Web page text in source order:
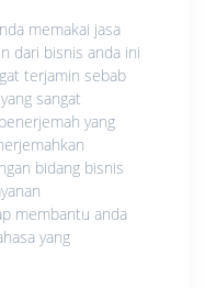
memakai jasa
dari bisnis anda ini
terjamin sebab
sangat
yang
bidang bisnis
membantu anda
yang